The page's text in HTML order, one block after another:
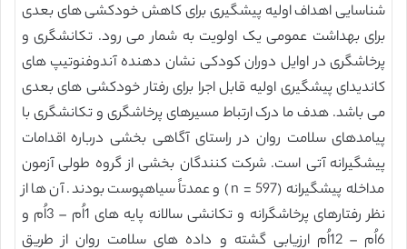
شناسایی اهداف اولیه پیشگیری برای کاهش خودکشی های بعدی
برای بهداشت عمومی یک اولویت به شمار می رود. تکانشگری و
پرخاشگری در اوایل دوران کودکی نشان دهنده آندوفنوتیپ های
کاندیدای پیشگیری اولیه قابل اجرا برای رفتار خودکشی های بعدی
می باشد. هدف ما درک ارتباط مسیرهای پرخاشگری و تکانشگری با
پیامدهای سلامت روان در راستای آگاهی بخشی درباره اقدامات
پیشگیرانه آتی است. شرکت کنندگان بخشی از گروه طولی آزمون
مداخله پیشگیرانه (597 = n) و عمدتاً سیاهپوست بودند. آن ها از
نظر رفتارهای پرخاشگرانه و تکانشی سالانه پایه های 1اُم – 3اُم و
6اُم – 12اُم ارزیابی گشته و داده های سلامت روان از طریق